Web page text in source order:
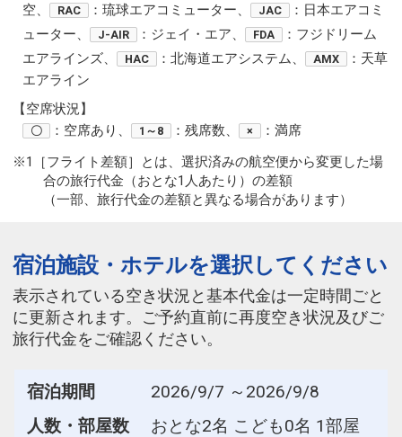
空、
RAC ：琉球エアコミューター、 JAC
：日本エアコミ
ューター、
J-AIR ：ジェイ・エア、 FDA
：フジドリーム
エアラインズ、
HAC ：北海道エアシステム、 AMX
：天草
エアライン
【空席状況】
〇 ：空席あり、 1～8 ：残席数、 ×
：満席
※1［フライト差額］とは、選択済みの航空便から変更した場
合の旅行代金（おとな1人あたり）の差額
（一部、旅行代金の差額と異なる場合があります）
宿泊施設・ホテルを選択してください
表示されている空き状況と基本代金は一定時間ごと
に更新されます。ご予約直前に再度空き状況及びご
旅行代金をご確認ください。
宿泊期間
2026/9/7 ～2026/9/8
人数・部屋数
おとな2名 こども0名 1部屋